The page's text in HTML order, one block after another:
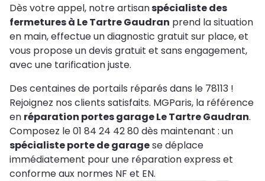
Dès votre appel, notre artisanspécialiste des
fermetures à Le Tartre Gaudran prend la situation
en main, effectue un diagnostic gratuit sur place, et
vous propose un devis gratuit et sans engagement,
avec une tarification juste.
Des centaines de portails réparés dans le 78113 !
Rejoignez nos clients satisfaits. MGParis, la référence
en réparation portes garage Le Tartre Gaudran.
Composez le 01 84 24 42 80 dès maintenant : un
spécialiste porte de garagese déplace
immédiatement pour une réparation express et
conforme aux normes NF et EN.